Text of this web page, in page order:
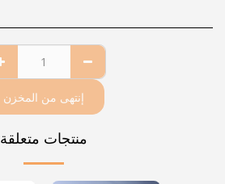
إنتهى من المخزن
منتجات متعلقة